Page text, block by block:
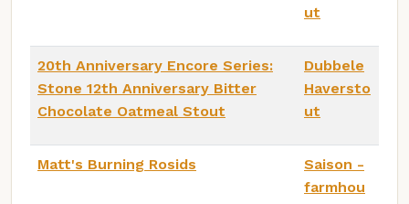
ut
20th Anniversary Encore Series:
Stone 12th Anniversary Bitter
Chocolate Oatmeal Stout
Dubbele
Haversto
ut
Matt's Burning Rosids
Saison -
farmhou